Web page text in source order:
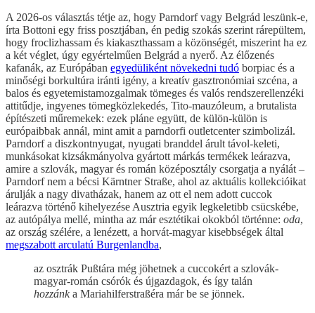
A 2026-os választás tétje az, hogy Parndorf vagy Belgrád leszünk-e,
írta Bottoni egy friss posztjában, én pedig szokás szerint rárepültem,
hogy froclizhassam és kiakaszthassam a közönségét, miszerint ha ez
a két véglet, úgy egyértelműen Belgrád a nyerő. Az élőzenés
kafanák, az Európában egyedüliként növekedni tudó borpiac és a
minőségi borkultúra iránti igény, a kreatív gasztronómiai szcéna, a
balos és egyetemistamozgalmak tömeges és valós rendszerellenzéki
attitűdje, ingyenes tömegközlekedés, Tito-mauzóleum, a brutalista
építészeti műremekek: ezek pláne együtt, de külön-külön is
európaibbak annál, mint amit a parndorfi outletcenter szimbolizál.
Parndorf a diszkontnyugat, nyugati branddel árult távol-keleti,
munkásokat kizsákmányolva gyártott márkás termékek leárazva,
amire a szlovák, magyar és román középosztály csorgatja a nyálát –
Parndorf nem a bécsi Kärntner Straße, ahol az aktuális kollekcióikat
árulják a nagy divatházak, hanem az ott el nem adott cuccok
leárazva történő kihelyezése Ausztria egyik legkeletibb csücskébe,
az autópálya mellé, mintha az már esztétikai okokból történne: oda,
az ország szélére, a lenézett, a horvát-magyar kisebbségek által
megszabott arculatú Burgenlandba,
az osztrák Pußtára még jöhetnek a cuccokért a szlovák-
magyar-román csórók és újgazdagok, és így talán
hozzánka Mariahilferstraßéra már be se jönnek.